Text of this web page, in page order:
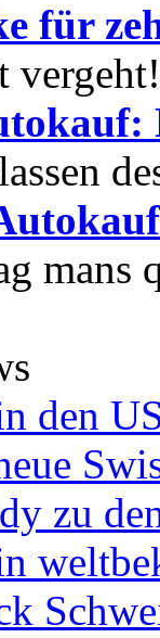
für
mans
den
zu